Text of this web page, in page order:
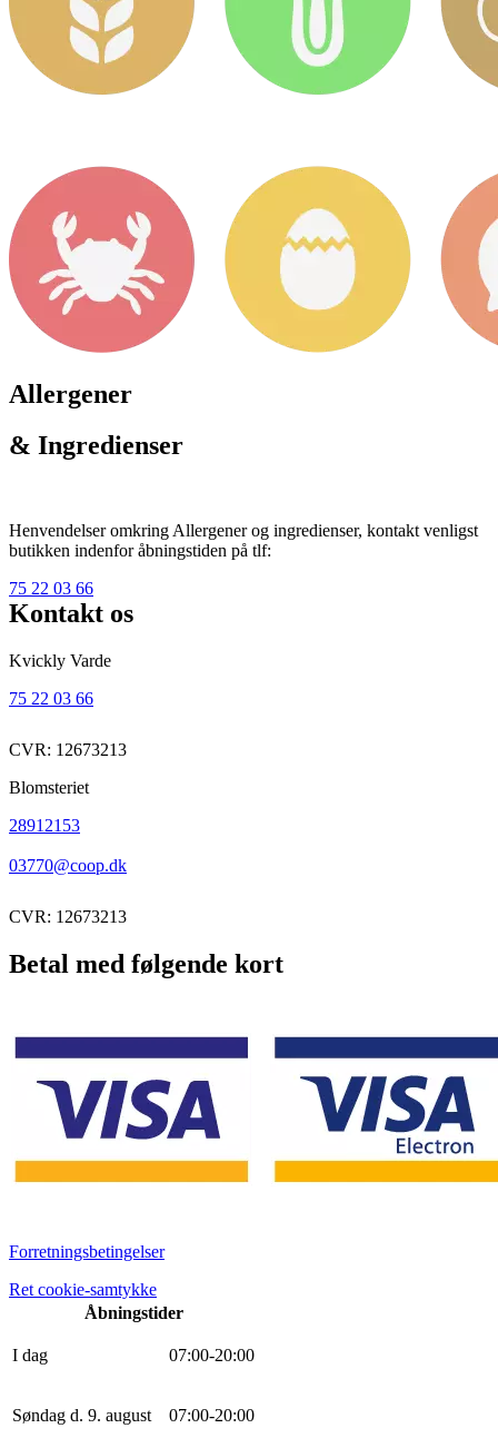
Allergener
& Ingredienser
Henvendelser omkring Allergener og ingredienser, kontakt venligst
butikken indenfor åbningstiden på tlf:
75 22 03 66
Kontakt os
Kvickly Varde
75 22 03 66
CVR: 12673213
Blomsteriet
28912153
03770@coop.dk
CVR: 12673213
Betal med følgende kort
Forretningsbetingelser
Ret cookie-samtykke
Åbningstider
I dag 07:00-20:00
Søndag d. 9. august 07:00-20:00